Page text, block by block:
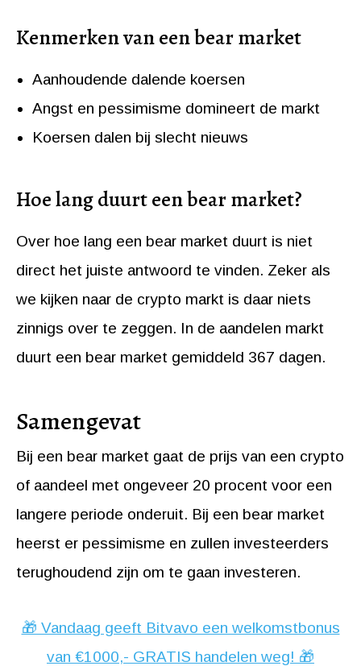
Kenmerken van een bear market
Aanhoudende dalende koersen
Angst en pessimisme domineert de markt
Koersen dalen bij slecht nieuws
Hoe lang duurt een bear market?
Over hoe lang een bear market duurt is niet
direct het juiste antwoord te vinden. Zeker als
we kijken naar de crypto markt is daar niets
zinnigs over te zeggen. In de aandelen markt
duurt een bear market gemiddeld 367 dagen.
Samengevat
Bij een bear market gaat de prijs van een crypto
of aandeel met ongeveer 20 procent voor een
langere periode onderuit. Bij een bear market
heerst er pessimisme en zullen investeerders
terughoudend zijn om te gaan investeren.
🎁 Vandaag geeft Bitvavo een welkomstbonus
van €1000,- GRATIS handelen weg! 🎁